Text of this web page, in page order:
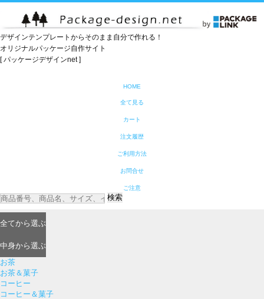
デザインテンプレートからそのまま自分で作れる！
オリジナルパッケージ自作サイト
[ パッケージデザインnet ]
HOME
全て見る
カート
注文履歴
ご利用方法
お問合せ
ご注意
検索
全てから選ぶ
中身から選ぶ
お茶
お茶＆菓子
コーヒー
コーヒー＆菓子